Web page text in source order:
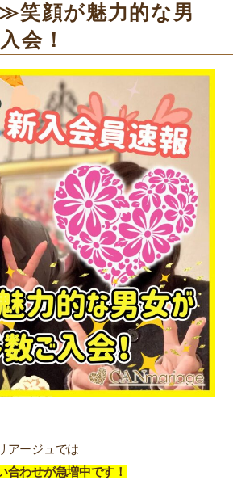
笑顔が魅力的な男
会！
アージュでは
合わせが急増中です！